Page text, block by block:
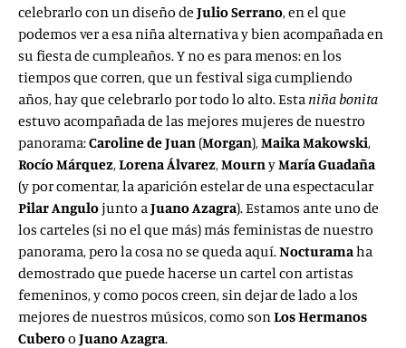
celebrarlo con un diseño de Julio Serrano, en el que
podemos ver a esa niña alternativa y bien acompañada en
su fiesta de cumpleaños. Y no es para menos: en los
tiempos que corren, que un festival siga cumpliendo
años, hay que celebrarlo por todo lo alto. Esta niña bonita
estuvo acompañada de las mejores mujeres de nuestro
panorama:Caroline de Juan (Morgan),Maika Makowski,
Rocío Márquez,Lorena Álvarez,MournyMaría Guadaña
(y por comentar, la aparición estelar de una espectacular
Pilar Angulojunto aJuano Azagra). Estamos ante uno de
los carteles (si no el que más) más feministas de nuestro
panorama, pero la cosa no se queda aquí.Nocturamaha
demostrado que puede hacerse un cartel con artistas
femeninos, y como pocos creen, sin dejar de lado a los
mejores de nuestros músicos, como sonLos Hermanos
Cuberoo Juano Azagra.